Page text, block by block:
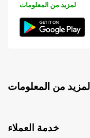
لمزيد من المعلومات
لمزيد من المعلومات
خدمة العملاء